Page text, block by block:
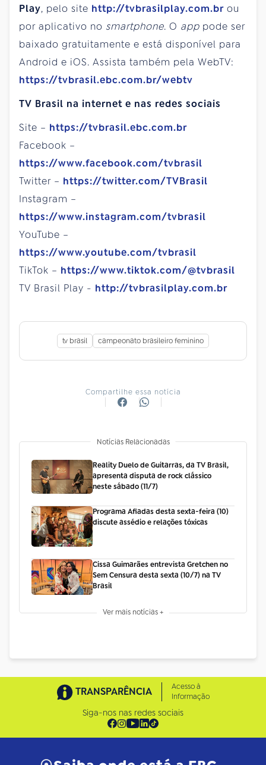
Play, pelo site http://tvbrasilplay.com.br ou
por aplicativo no smartphone. O app pode ser
baixado gratuitamente e está disponível para
Android e iOS. Assista também pela WebTV:
https://tvbrasil.ebc.com.br/webtv
TV Brasil na internet e nas redes sociais
Site – https://tvbrasil.ebc.com.br
Facebook –
https://www.facebook.com/tvbrasil
Twitter – https://twitter.com/TVBrasil
Instagram –
https://www.instagram.com/tvbrasil
YouTube –
https://www.youtube.com/tvbrasil
TikTok – https://www.tiktok.com/@tvbrasil
TV Brasil Play - http://tvbrasilplay.com.br
tv brasil campeonato brasileiro feminino
Compartilhe essa notícia
Notícias Relacionadas
Reality Duelo de Guitarras, da TV Brasil,
apresenta disputa de rock clássico
neste sábado (11/7)
Programa Afiadas desta sexta-feira (10)
discute assédio e relações tóxicas
Cissa Guimarães entrevista Gretchen no
Sem Censura desta sexta (10/7) na TV
Brasil
Ver mais notícias +
TRANSPARÊNCIA
Acesso à
Informação
Siga-nos nas redes sociais